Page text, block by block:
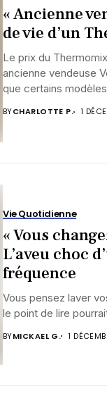
« Ancienne
de vie d’un
Le prix du
ancienne vendeuse
que certains
BYCHARLOTTE P. 1
Vie Quotidienne
« Vous
L’aveu choc
fréquence
Vous pensez laver
le point de lire
BYMICKAEL G. 1